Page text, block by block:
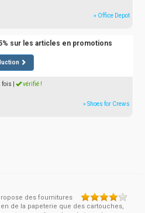
» Office Depot
sur les articles en promotions
fois vérifié !
» Shoes for Crews
des fournitures
de la papeterie que des cartouches,